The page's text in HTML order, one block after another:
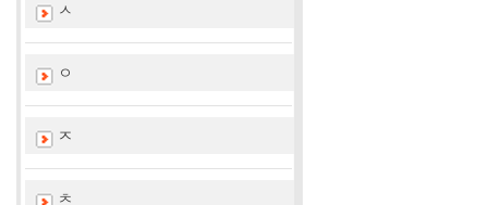
ㅅ
ㅇ
ㅈ
ㅊ